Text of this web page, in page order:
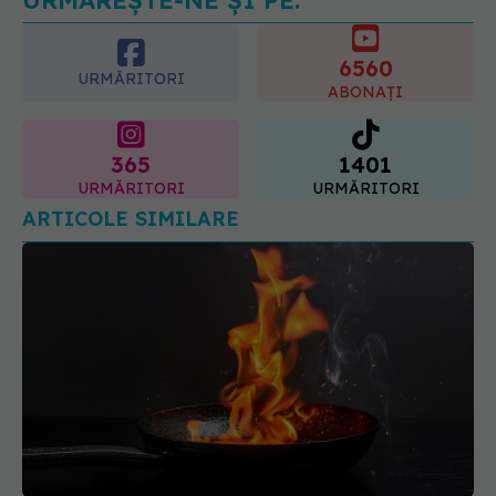
serioase de sănătate
08.08.2026, 20:00 6560
ABONAȚI
365
URMĂRITORI
1401
URMĂRITORI
ARTICOLE SIMILARE
Cum trebuie să stingi uleiul care a luat foc în